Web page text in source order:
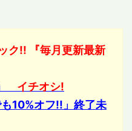
ク!! 『毎月更新最新
イチオシ!
10%オフ!!」終了未